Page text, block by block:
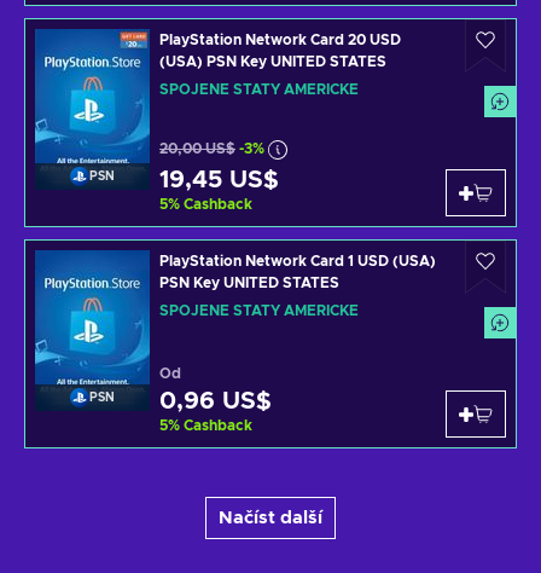
PSN
PlayStation Network Card 20 USD
(USA) PSN Key UNITED STATES
SPOJENÉ STÁTY AMERICKÉ
20,00 US$ -3%
19,45 US$
5% Cashback
PSN
PlayStation Network Card 1 USD (USA)
PSN Key UNITED STATES
SPOJENÉ STÁTY AMERICKÉ
Od
0,96 US$
5% Cashback
Načíst další